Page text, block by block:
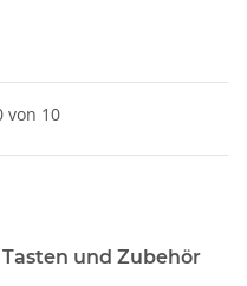
von 10
und Zubehör